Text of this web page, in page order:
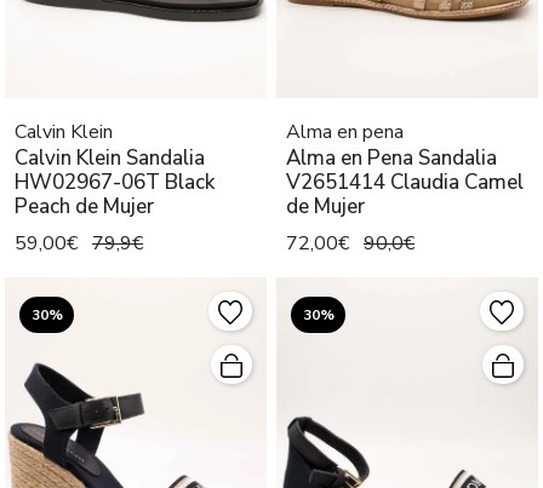
Calvin Klein
Calvin Klein Sandalia
HW02967-06T Black
Peach de Mujer
59,00€ 79,9€
Alma en pena
Alma en Pena Sandalia
V2651414 Claudia Camel
de Mujer
72,00€ 90,0€
30% 30%